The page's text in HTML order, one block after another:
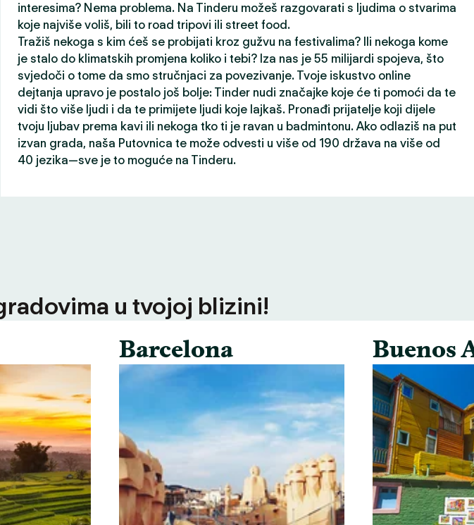
interesima? Nema problema. Na Tinderu možeš razgovarati s ljudima o stvarima
koje najviše voliš, bili to road tripovi ili street food.
Tražiš nekoga s kim ćeš se probijati kroz gužvu na festivalima? Ili nekoga kome
je stalo do klimatskih promjena koliko i tebi? Iza nas je 55 milijardi spojeva, što
svjedoči o tome da smo stručnjaci za povezivanje. Tvoje iskustvo online
dejtanja upravo je postalo još bolje: Tinder nudi značajke koje će ti pomoći da te
vidi što više ljudi i da te primijete ljudi koje lajkaš. Pronađi prijatelje koji dijele
tvoju ljubav prema kavi ili nekoga tko ti je ravan u badmintonu. Ako odlaziš na put
izvan grada, naša Putovnica te može odvesti u više od 190 država na više od
40 jezika—sve je to moguće na Tinderu.
u tvojoj blizini!
Barcelona Buenos